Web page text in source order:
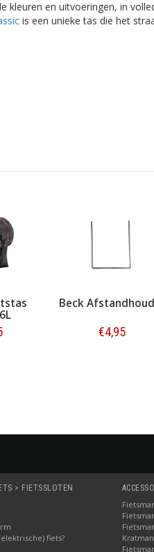
kleuren en uitvoeringen, in
is een unieke tas die het
Beck
€4,95
> FIETSSLOTEN
fiets?